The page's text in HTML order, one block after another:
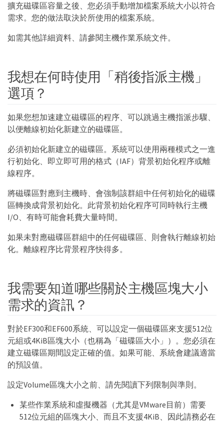
擴充磁碟區容量之後、您必須手動增加檔案系統大小以符合
需求。您的做法取決於所使用的檔案系統。
如需其他詳細資料、請參閱主機作業系統文件。
我想在何時使用「稍後指派主機」
選項？
如果您想加速建立磁碟區的程序、可以跳過主機指派步驟、
以便離線初始化新建立的磁碟區。
必須初始化新建立的磁碟區。系統可以使用兩種模式之一進
行初始化、即立即可用的格式（IAF）背景初始化程序或離
線程序。
將磁碟區對應到主機時、會強制該群組中任何初始化的磁碟
區轉換成背景初始化。此背景初始化程序可同時執行主機
I/O、有時可能會耗費大量時間。
如果未對應磁碟區群組中的任何磁碟區、則會執行離線初始
化。離線程序比背景程序快得多。
我需要知道哪些關於主機區塊大小
需求的資訊？
對於EF300和EF600系統、可以設定一個磁碟區來支援512位
元組或4KiB區塊大小（也稱為「磁碟區大小」）。您必須在
建立磁碟區期間設定正確的值。如果可能、系統會建議適當
的預設值。
設定Volume區塊大小之前、請先閱讀下列限制與準則。
某些作業系統和虛擬機器（尤其是VMware目前）需要
512位元組的區塊大小、而且不支援4KiB、因此請務必在